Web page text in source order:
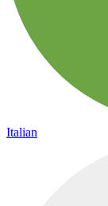
Italian